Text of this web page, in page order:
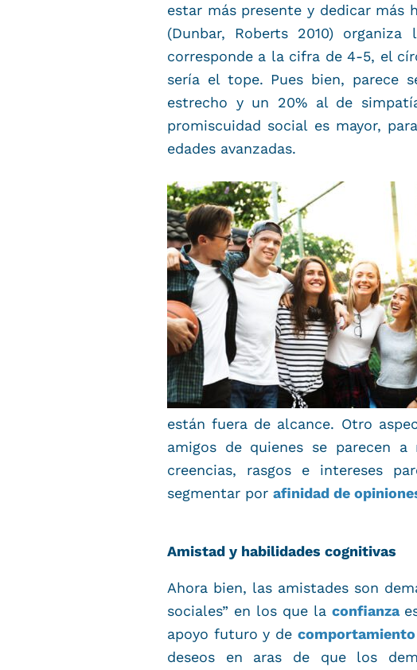
estar más presente y dedicar más
(Dunbar, Roberts 2010)
corresponde a la cifra de 4-5, el
sería el tope. Pues bien, parece
estrecho y un 20% al de
promiscuidad social es mayor,
edades avanzadas.
están fuera de alcance. Otro
amigos de quienes se parecen
creencias, rasgos e intereses
segmentar por afinidad de
Amistad y habilidades cognitivas
Ahora bien, las amistades son
sociales” en los que laconfianza
apoyo futuro y de
deseos en aras de que los